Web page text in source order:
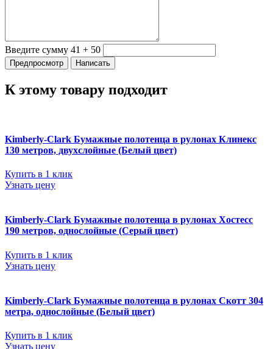
Введите сумму 41 + 50
К этому товару подходит
Kimberly-Clark Бумажные полотенца в рулонах Клинекс
130 метров, двухслойные (Белый цвет)
Купить в 1 клик
Узнать цену
Kimberly-Clark Бумажные полотенца в рулонах Хостесс
190 метров, однослойные (Серый цвет)
Купить в 1 клик
Узнать цену
Kimberly-Clark Бумажные полотенца в рулонах Скотт 304
метра, однослойные (Белый цвет)
Купить в 1 клик
Узнать цену